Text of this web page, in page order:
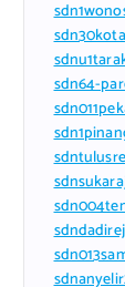
sdn64-